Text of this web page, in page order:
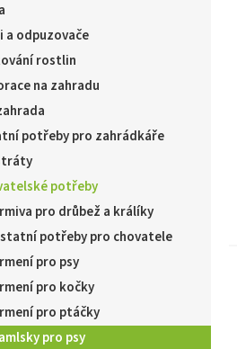
a odpuzovače
rostlin
na zahradu
potřeby pro zahrádkáře
potřeby
pro drůbež a králíky
potřeby pro chovatele
pro psy
pro kočky
pro ptáčky
pro psy